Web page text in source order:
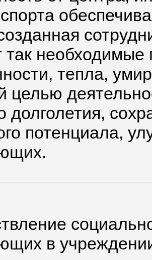
так
тепла,
целью
долголетия,
потенциала,
в